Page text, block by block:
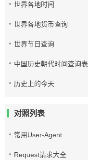
世界各地时间
世界各地货币查询
世界节日查询
中国历史朝代时间查询表
历史上的今天
对照列表
常用User-Agent
Request请求大全